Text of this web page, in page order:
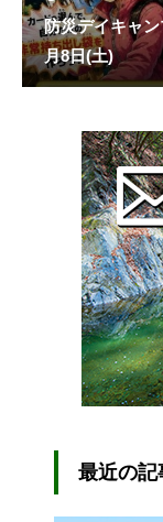
防災デイキャ
月8日(土)
最近の記